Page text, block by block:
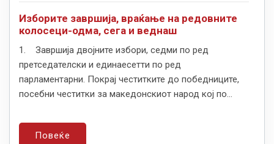
Изборите завршија, враќање на редовните
колосеци-одма, сега и веднаш
1. Завршија двојните избори, седми по ред
претседателски и единаесетти по ред
парламентарни. Покрај честитките до победниците,
посебни честитки за македонскиот народ кој по...
Повеќе